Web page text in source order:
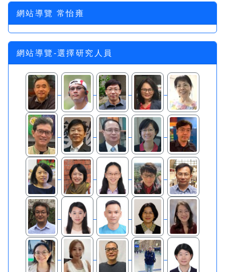
網站導覽 常怡雍
網站導覽-選擇研究人員